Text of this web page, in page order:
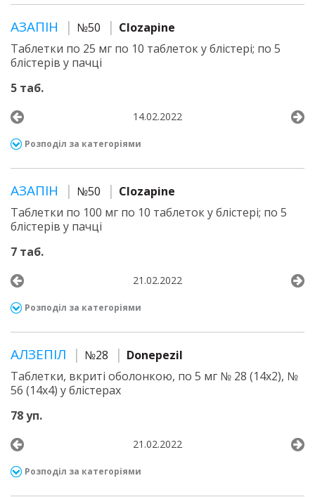
АЗАПІН №50
Clozapine
Таблетки по 25 мг по 10 таблеток у блістері; по 5
блістерів у пачці
5 таб.
14.02.2022
Розподіл за категоріями
АЗАПІН №50
Clozapine
Таблетки по 100 мг по 10 таблеток у блістері; по 5
блістерів у пачці
7 таб.
21.02.2022
Розподіл за категоріями
АЛЗЕПІЛ №28
Donepezil
Таблетки, вкриті оболонкою, по 5 мг № 28 (14х2), №
56 (14х4) у блістерах
78 уп.
21.02.2022
Розподіл за категоріями